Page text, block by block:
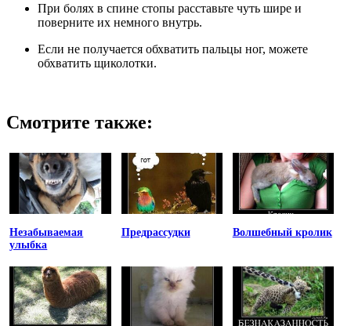
При болях в спине стопы расставьте чуть шире и
поверните их немного внутрь.
Если не получается обхватить пальцы ног, можете
обхватить щиколотки.
Смотрите также:
Незабываемая
улыбка
Предрассудки Волшебный кролик